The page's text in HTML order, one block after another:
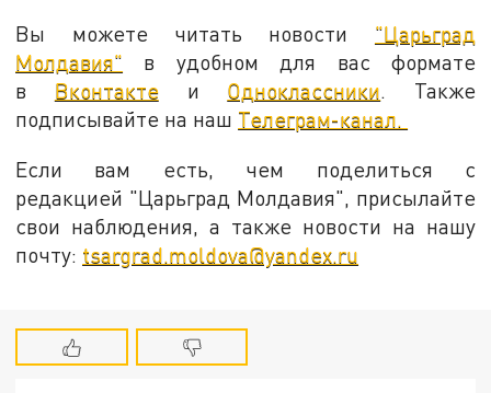
Вы можете читать новости "Царьград
Молдавия" в удобном для вас формате
в Вконтактеи Одноклассники. Также
подписывайте на наш Телеграм-канал.
Если вам есть, чем поделиться с
редакцией "Царьград Молдавия", присылайте
свои наблюдения, а также новости на нашу
почту: tsargrad.moldova@yandex.ru